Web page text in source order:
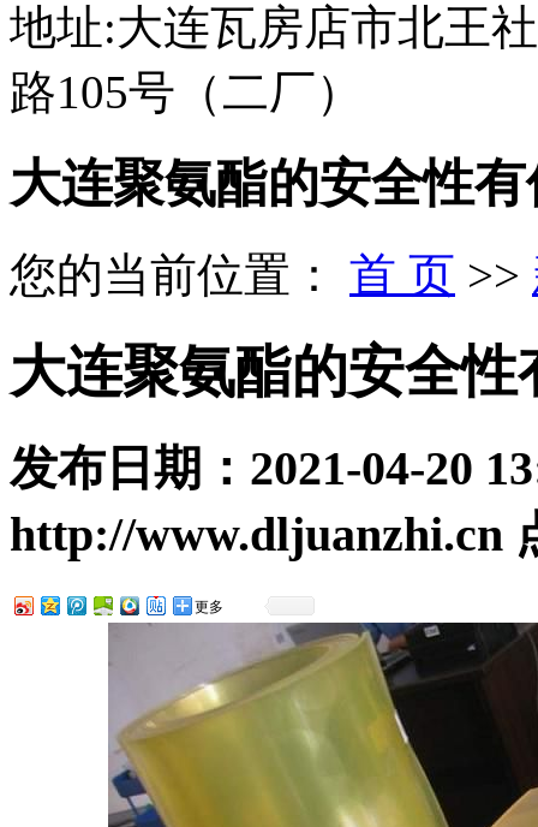
地址:大连瓦房店市北王
路105号（二厂）
大连聚氨酯的安全性
您的当前位置： 首 页 >>
大连聚氨酯的安全性
发布日期： 2021-04-20
http://www.dljuanzhi.cn
更多